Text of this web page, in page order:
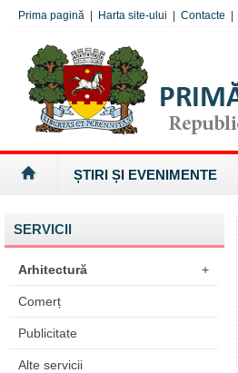
Prima pagină Harta site-ului Contacte
ȘTIRI ȘI EVENIMENTE
SERVICII
Arhitectură +
Comerț
Publicitate
Alte servicii